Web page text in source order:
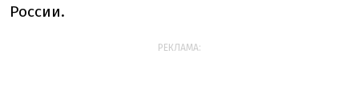
России.
РЕКЛАМА: